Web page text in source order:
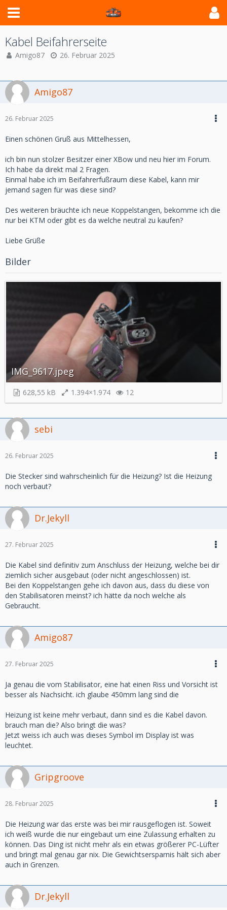
Kabel Beifahrerseite
Amigo87 26. Februar 2025
Amigo87
26. Februar 2025
Einen schönen Gruß aus Mittelhessen,
ich bin nun stolzer Besitzer einer XBow und neu hier im Forum.
Ich habe da direkt mal 2 Fragen.
Einmal habe ich im Beifahrerfußraum diese Kabel, kann mir
jemand sagen für was diese sind?
Des weiteren bräuchte ich neue Koppelstangen, bekomme ich die
nur bei KTM oder gibt es da welche neutral zu kaufen?
Liebe Grüße
Bilder
IMG_9617.jpeg
628,55 kB 1.394×1.974 12
sebi
26. Februar 2025
Die Stecker sind wahrscheinlich für die Heizung? Ist die Heizung
noch verbaut?
Dr.Jekyll
27. Februar 2025
Die Kabel sind definitiv zum Anschluss der Heizung, welche bei dir
ziemlich sicher ausgebaut (oder nicht angeschlossen) ist.
Bei den Koppelstangen gehe ich davon aus, dass du diese von
den Stabilisatoren meinst? ich hätte da noch welche als
Gebraucht.
Amigo87
27. Februar 2025
Ja genau die vom Stabilisator, eine hat einen Riss und Vorsicht ist
besser als Nachsicht. ich glaube 450mm lang sind die
Heizung ist keine mehr verbaut, dann sind es die Kabel davon.
brauch man die? Also bringt die was?
Jetzt weiss ich auch was dieses Symbol im Display ist was
leuchtet.
Gripgroove
28. Februar 2025
Die Heizung war das erste was bei mir rausgeflogen ist. Soweit
ich weiß wurde die nur eingebaut um eine Zulassung erhalten zu
können. Das Ding ist nicht mehr als ein etwas größerer PC-Lüfter
und bringt mal genau gar nix. Die Gewichtsersparnis hält sich aber
auch in Grenzen.
Dr.Jekyll